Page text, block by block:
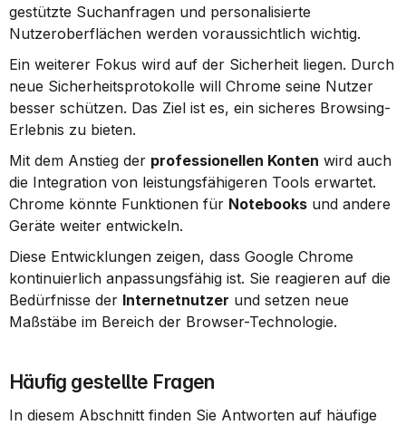
gestützte Suchanfragen und personalisierte
Nutzeroberflächen werden voraussichtlich wichtig.
Ein weiterer Fokus wird auf der Sicherheit liegen. Durch
neue Sicherheitsprotokolle will Chrome seine Nutzer
besser schützen. Das Ziel ist es, ein sicheres Browsing-
Erlebnis zu bieten.
Mit dem Anstieg der professionellen Konten wird auch
die Integration von leistungsfähigeren Tools erwartet.
Chrome könnte Funktionen für Notebooks und andere
Geräte weiter entwickeln.
Diese Entwicklungen zeigen, dass Google Chrome
kontinuierlich anpassungsfähig ist. Sie reagieren auf die
Bedürfnisse der Internetnutzer und setzen neue
Maßstäbe im Bereich der Browser-Technologie.
Häufig gestellte Fragen
In diesem Abschnitt finden Sie Antworten auf häufige